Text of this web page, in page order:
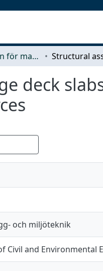
Examensarbeten för masterexamen
deck
och miljöteknik
Civil and Environmental